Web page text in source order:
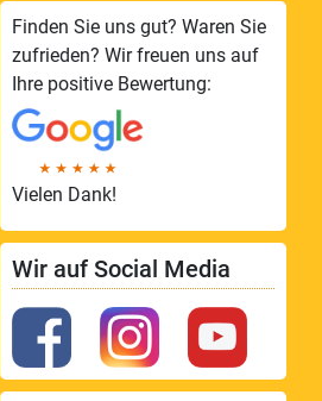
Finden Sie uns gut? Waren Sie
zufrieden? Wir freuen uns auf
Ihre positive Bewertung:
Vielen Dank!
Wir auf Social Media